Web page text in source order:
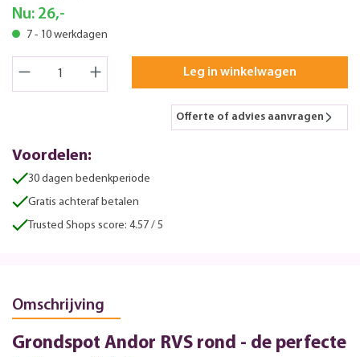
Nu: 26,-
7 - 10 werkdagen
Leg in winkelwagen
Offerte of advies aanvragen
Voordelen:
30 dagen bedenkperiode
Gratis achteraf betalen
Trusted Shops score: 4.57 / 5
Omschrijving
Grondspot Andor RVS rond - de perfecte